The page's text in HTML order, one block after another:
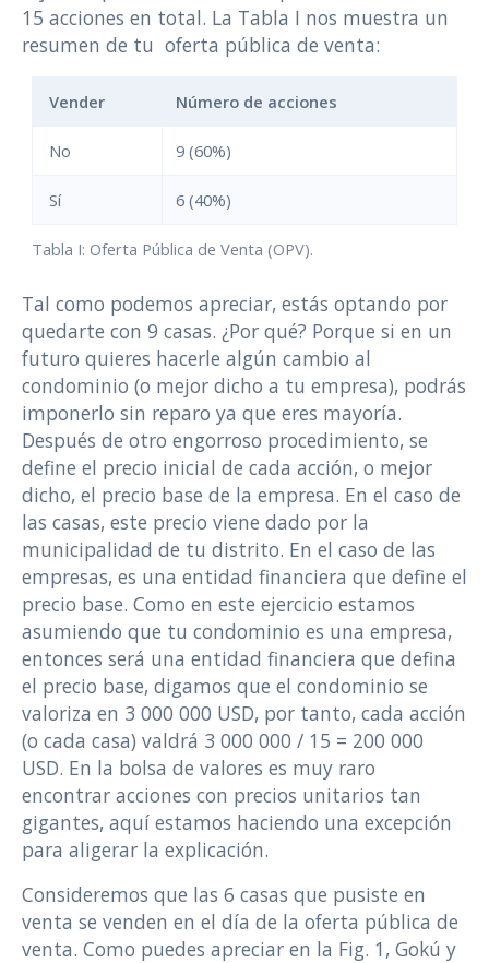
15 acciones en total. La Tabla I nos muestra un
resumen de tu oferta pública de venta:
Tabla I: Oferta Pública de Venta (OPV).
Vender Número de acciones
No 9 (60%)
Sí 6 (40%)
Tal como podemos apreciar, estás optando por
quedarte con 9 casas. ¿Por qué? Porque si en un
futuro quieres hacerle algún cambio al
condominio (o mejor dicho a tu empresa), podrás
imponerlo sin reparo ya que eres mayoría.
Después de otro engorroso procedimiento, se
define el precio inicial de cada acción, o mejor
dicho, el precio base de la empresa. En el caso de
las casas, este precio viene dado por la
municipalidad de tu distrito. En el caso de las
empresas, es una entidad financiera que define el
precio base. Como en este ejercicio estamos
asumiendo que tu condominio es una empresa,
entonces será una entidad financiera que defina
el precio base, digamos que el condominio se
valoriza en 3 000 000 USD, por tanto, cada acción
(o cada casa) valdrá 3 000 000 / 15 = 200 000
USD. En la bolsa de valores es muy raro
encontrar acciones con precios unitarios tan
gigantes, aquí estamos haciendo una excepción
para aligerar la explicación.
Consideremos que las 6 casas que pusiste en
venta se venden en el día de la oferta pública de
venta. Como puedes apreciar en la Fig. 1, Gokú y